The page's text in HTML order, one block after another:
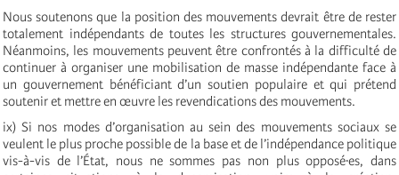
Nous soutenons que la position des mouvements devrait être de rester
totalement indépendants de toutes les structures gouvernementales.
Néanmoins, les mouvements peuvent être confrontés à la difficulté de
continuer à organiser une mobilisation de masse indépendante face à
un gouvernement bénéficiant d’un soutien populaire et qui prétend
soutenir et mettre en œuvre les revendications des mouvements.
ix) Si nos modes d’organisation au sein des mouvements sociaux se
veulent le plus proche possible de la base et de l’indépendance politique
vis-à-vis de l’État, nous ne sommes pas non plus opposé·es, dans